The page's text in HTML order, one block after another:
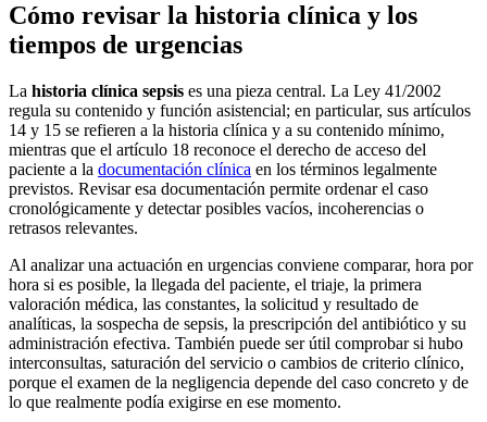
Cómo revisar la historia clínica y los
tiempos de urgencias
La historia clínica sepsis es una pieza central. La Ley 41/2002
regula su contenido y función asistencial; en particular, sus artículos
14 y 15 se refieren a la historia clínica y a su contenido mínimo,
mientras que el artículo 18 reconoce el derecho de acceso del
paciente a la documentación clínica en los términos legalmente
previstos. Revisar esa documentación permite ordenar el caso
cronológicamente y detectar posibles vacíos, incoherencias o
retrasos relevantes.
Al analizar una actuación en urgencias conviene comparar, hora por
hora si es posible, la llegada del paciente, el triaje, la primera
valoración médica, las constantes, la solicitud y resultado de
analíticas, la sospecha de sepsis, la prescripción del antibiótico y su
administración efectiva. También puede ser útil comprobar si hubo
interconsultas, saturación del servicio o cambios de criterio clínico,
porque el examen de la negligencia depende del caso concreto y de
lo que realmente podía exigirse en ese momento.